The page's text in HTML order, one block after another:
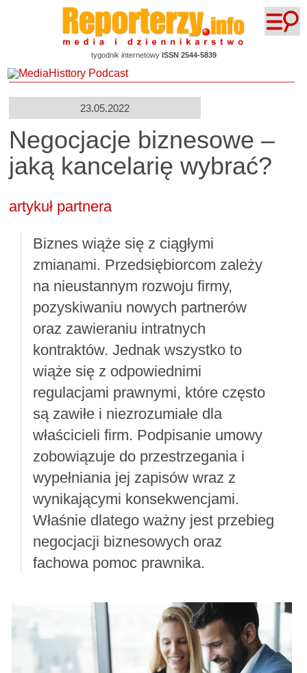
tygodnik internetowy ISSN 2544-5839
23.05.2022
Negocjacje biznesowe –
jaką kancelarię wybrać?
artykuł partnera
Biznes wiąże się z ciągłymi
zmianami. Przedsiębiorcom zależy
na nieustannym rozwoju firmy,
pozyskiwaniu nowych partnerów
oraz zawieraniu intratnych
kontraktów. Jednak wszystko to
wiąże się z odpowiednimi
regulacjami prawnymi, które często
są zawiłe i niezrozumiałe dla
właścicieli firm. Podpisanie umowy
zobowiązuje do przestrzegania i
wypełniania jej zapisów wraz z
wynikającymi konsekwencjami.
Właśnie dlatego ważny jest przebieg
negocjacji biznesowych oraz
fachowa pomoc prawnika.